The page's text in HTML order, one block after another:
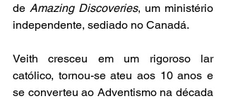
de Amazing Discoveries, um ministério
independente, sediado no Canadá.
Veith cresceu em um rigoroso lar
católico, tornou-se ateu aos 10 anos e
se converteu ao Adventismo na década